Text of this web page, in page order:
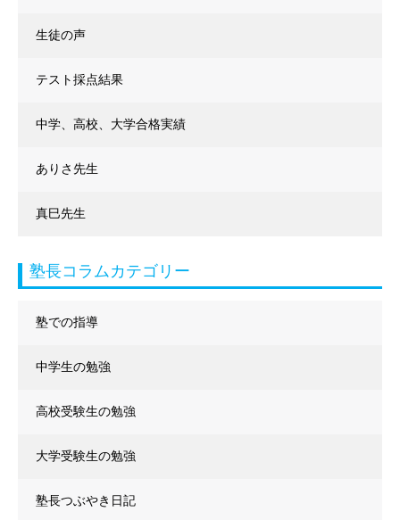
生徒の声
テスト採点結果
中学、高校、大学合格実績
ありさ先生
真巳先生
塾長コラムカテゴリー
塾での指導
中学生の勉強
高校受験生の勉強
大学受験生の勉強
塾長つぶやき日記